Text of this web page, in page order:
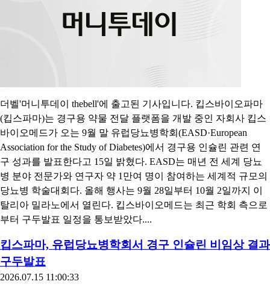
더벨'머니투데이 thebell'에 출고된 기사입니다. 킵스바이오파마
(킵스파마)는 경구용 약물 전달 플랫폼을 개발 중인 자회사 킵스
바이오메드가 오는 9월 말 유럽당뇨병학회(EASD·European
Association for the Study of Diabetes)에서 경구용 인슐린 관련 연
구 성과를 발표한다고 15일 밝혔다. EASD는 매년 전 세계 당뇨
병 분야 전문가와 연구자 약 1만여 명이 참여하는 세계적 규모의
당뇨병 학술대회다. 올해 행사는 9월 28일부터 10월 2일까지 이
탈리아 밀라노에서 열린다. 킵스바이오메드는 최근 학회 측으로
부터 구두발표 일정을 통보받았다....
킵스파마, 유럽당뇨병학회서 경구 인슐린 비임상 결과
구두발표
2026.07.15 11:00:33